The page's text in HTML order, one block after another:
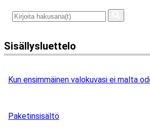
Sisällysluettelo
Kun ensimmäinen valokuvasi ei malta
Paketinsisältö